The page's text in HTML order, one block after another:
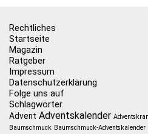
Rechtliches
Startseite
Magazin
Ratgeber
Impressum
Datenschutzerklärung
Folge uns auf
Schlagwörter
Advent Adventskalender
Baumschmuck Baumschmuck-Adventskalender